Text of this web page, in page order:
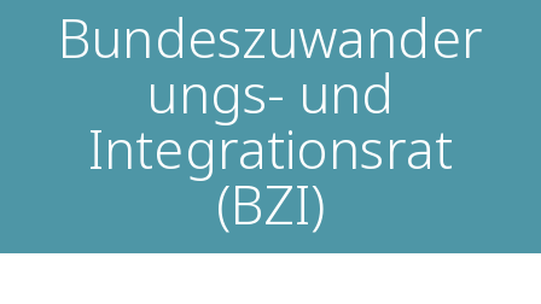
Bundeszuwander
ungs- und
Integrationsrat
(BZI)